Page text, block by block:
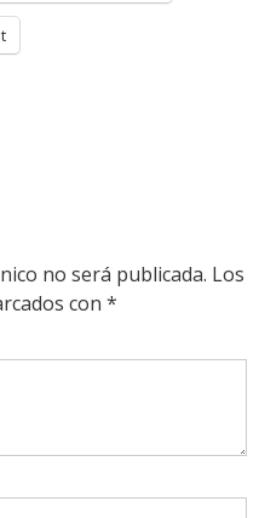
no será publicada. Los
con *